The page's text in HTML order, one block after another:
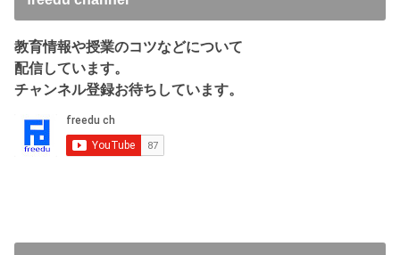
教育情報や授業のコツなどについて
配信しています。
チャンネル登録お待ちしています。